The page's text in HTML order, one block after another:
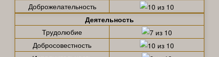
Доброжелательность
Деятельность
Трудолюбие
Добросовестность